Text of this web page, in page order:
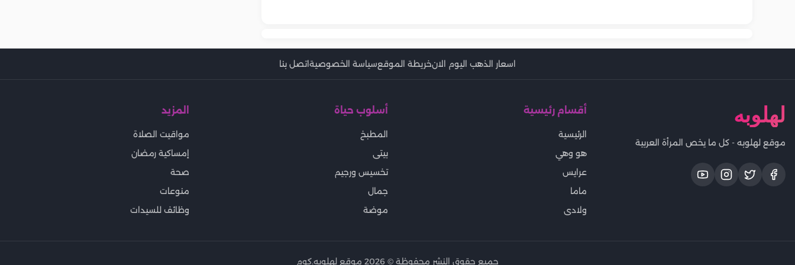
اسعار الذهب اليوم الانخريطة الموقعسياسة الخصوصيةاتصل بنا
لهلوبه
موقع لهلوبه - كل ما يخص المرأة العربية
أقسام رئيسية
الرئيسية
هو وهي
عرايس
ماما
ولادى
أسلوب حياة
المطبخ
بيتى
تخسيس ورجيم
جمال
موضة
المزيد
مواقيت الصلاة
إمساكية رمضان
صحة
منوعات
وظائف للسيدات
جميع حقوق النشر محفوظة © 2026 موقع لهلوبه.كوم